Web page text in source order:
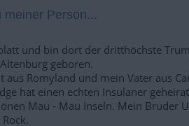
meiner Person...
und bin dort der dritthöchste
geboren.
Romyland und mein Vater aus
hat einen echten Insulaner
Mau - Mau Inseln. Mein Bruder